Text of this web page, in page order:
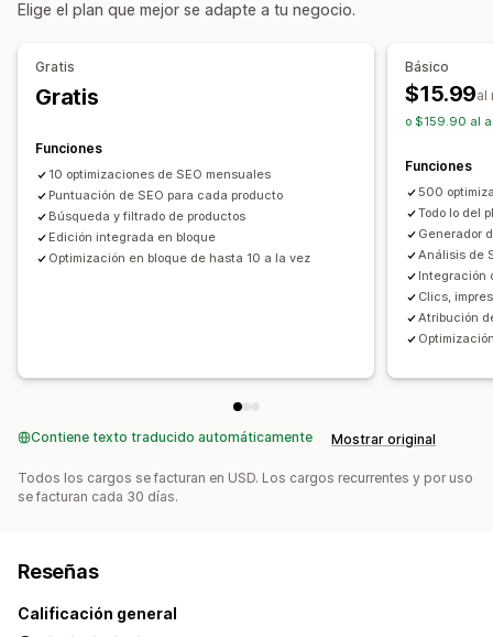
Optimización de metadatos Automatizaciones
Análisis de palabra clave
Análisis de contenido
Seguimiento
Seguimiento de posicionamiento
Seguimiento de conversión
Tráfico del sitio web Prueba
Elige el plan que mejor se adapte a tu negocio.
Gratis
Gratis
Funciones
10 optimizaciones de SEO mensuales
Puntuación de SEO para cada producto
Búsqueda y filtrado de productos
Edición integrada en bloque
Optimización en bloque de hasta 10 a la vez
Básico
$15.99al
o $159.90 al
Funciones
500
Todo lo del
Generador
Análisis de
Integración
Clics,
Atribución
Contiene texto traducido automáticamente Mostrar original
Todos los cargos se facturan en USD. Los cargos recurrentes y por uso
se facturan cada 30 días.
Reseñas
Calificación general